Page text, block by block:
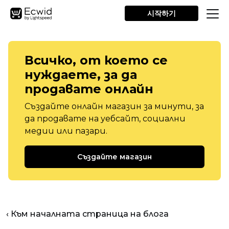
시작하기
Всичко, от което се
нуждаете, за да
продавате онлайн
Създайте онлайн магазин за минути, за
да продавате на уебсайт, социални
медии или пазари.
Създайте магазин
‹ Към началната страница на блога